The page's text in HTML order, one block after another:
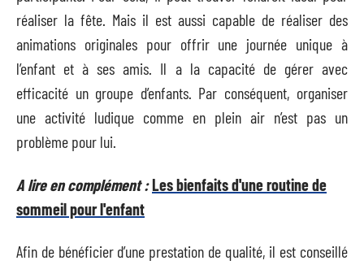
réaliser la fête. Mais il est aussi capable de réaliser des
animations originales pour offrir une journée unique à
l’enfant et à ses amis. Il a la capacité de gérer avec
efficacité un groupe d’enfants. Par conséquent, organiser
une activité ludique comme en plein air n’est pas un
problème pour lui.
A lire en complément :Les bienfaits d'une routine de
sommeil pour l'enfant
Afin de bénéficier d’une prestation de qualité, il est conseillé